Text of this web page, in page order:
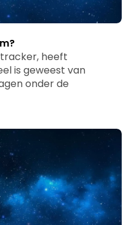
heeft
is geweest van
onder de